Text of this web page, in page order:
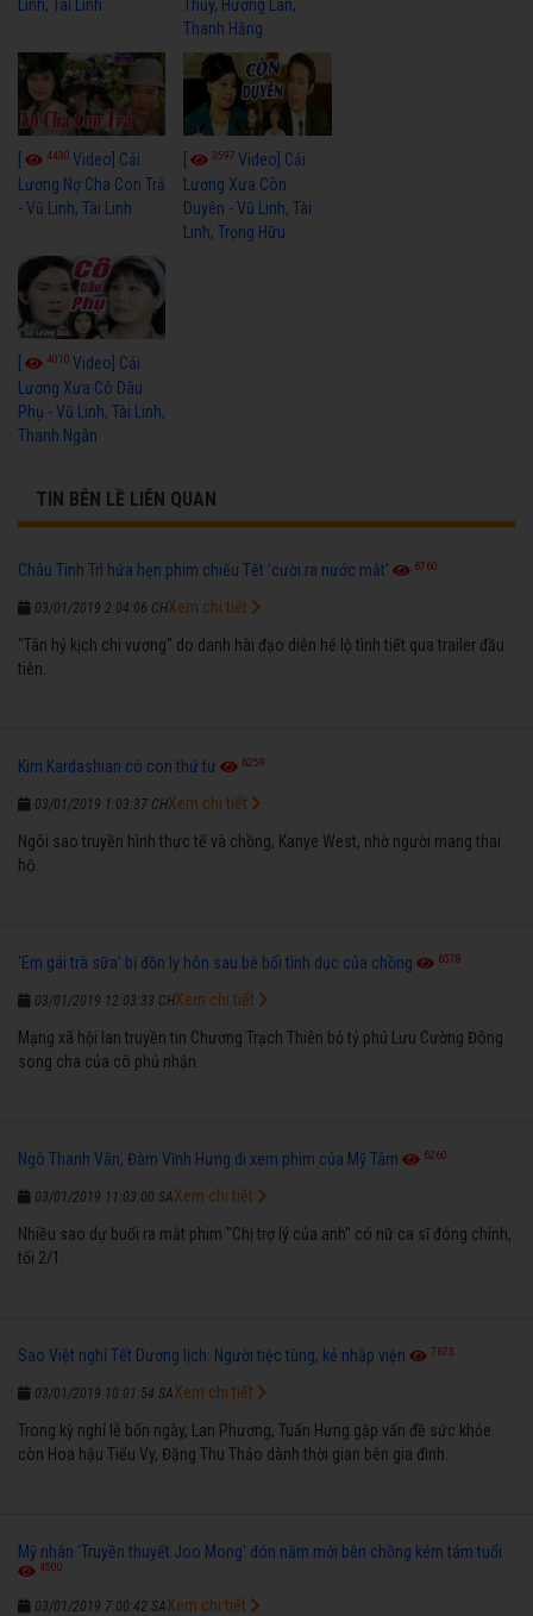
Linh, Tài Linh
Thủy, Hương Lan,
Thanh Hằng
4430 Video] Cải
Lương Nợ Cha Con Trả
- Vũ Linh, Tài Linh
3597Video] Cải
Lương Xưa Còn
Duyên - Vũ Linh, Tài
Linh, Trọng Hữu
[ 4010 Video] Cải
Lương Xưa Cô Dâu
Phụ - Vũ Linh, Tài Linh,
Thanh Ngân
TIN BÊN LỀ LIÊN QUAN
Châu Tinh Trì hứa hẹn phim chiếu Tết 'cười ra nước mắt' 6760
03/01/2019 2:04:06 CH
"Tân hỷ kịch chi vương" do danh hài đạo diễn hé lộ tình tiết qua trailer đầu
tiên.
Xem chi tiết
Kim Kardashian có con thứ tư 6259
03/01/2019 1:03:37 CH
Ngôi sao truyền hình thực tế và chồng, Kanye West, nhờ người mang thai
hộ.
Xem chi tiết
'Em gái trà sữa' bị đồn ly hôn sau bê bối tình dục của chồng 6578
03/01/2019 12:03:33 CH
Mạng xã hội lan truyền tin Chương Trạch Thiên bỏ tỷ phú Lưu Cường Đông
song cha của cô phủ nhận.
Xem chi tiết
Ngô Thanh Vân, Đàm Vĩnh Hưng đi xem phim của Mỹ Tâm 6260
03/01/2019 11:03:00 SA
Nhiều sao dự buổi ra mắt phim "Chị trợ lý của anh" có nữ ca sĩ đóng chính,
tối 2/1.
Xem chi tiết
Sao Việt nghỉ Tết Dương lịch: Người tiệc tùng, kẻ nhập viện 7673
03/01/2019 10:01:54 SA
Trong kỳ nghỉ lễ bốn ngày, Lan Phương, Tuấn Hưng gặp vấn đề sức khỏe
còn Hoa hậu Tiểu Vy, Đặng Thu Thảo dành thời gian bên gia đình.
Xem chi tiết
Mỹ nhân 'Truyền thuyết Joo Mong' đón năm mới bên chồng kém tám tuổi
4500
03/01/2019 7:00:42 SAXem chi tiết